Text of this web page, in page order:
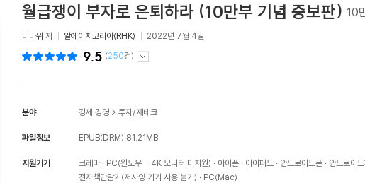
월급쟁이 부자로 은퇴하라 (10만부 기념 증보판) 10
너나위 저 알에이치코리아(RHK) 2022년 7월 4일
9.5 (250건)
분야 경제 경영 > 투자/재테크
파일정보 EPUB(DRM) 81.21MB
지원기기 크레마 PC(윈도우 - 4K 모니터 미지원) 아이폰 아이패드 안드로이드폰
안드로이
전자책단말기(저사양 기기 사용 불가)
PC(Mac)